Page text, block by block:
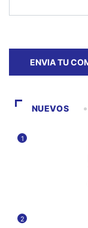
NUEVOS
1
2